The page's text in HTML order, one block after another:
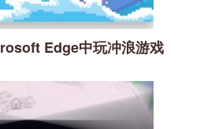
Edge中玩冲浪游戏